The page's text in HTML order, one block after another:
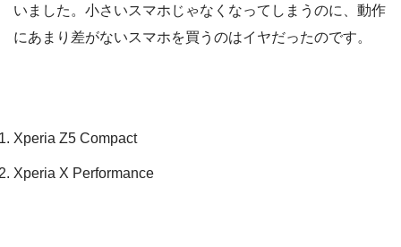
いました。小さいスマホじゃなくなってしまうのに、動作
にあまり差がないスマホを買うのはイヤだったのです。
Xperia Z5 Compact
Xperia X Performance